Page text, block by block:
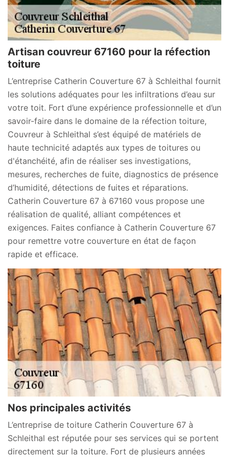
Artisan couvreur 67160 pour la réfection
toiture
L’entreprise Catherin Couverture 67 à Schleithal fournit
les solutions adéquates pour les infiltrations d’eau sur
votre toit. Fort d’une expérience professionnelle et d’un
savoir-faire dans le domaine de la réfection toiture,
Couvreur à Schleithal s’est équipé de matériels de
haute technicité adaptés aux types de toitures ou
d'étanchéité, afin de réaliser ses investigations,
mesures, recherches de fuite, diagnostics de présence
d’humidité, détections de fuites et réparations.
Catherin Couverture 67 à 67160 vous propose une
réalisation de qualité, alliant compétences et
exigences. Faites confiance à Catherin Couverture 67
pour remettre votre couverture en état de façon
rapide et efficace.
Nos principales activités
L’entreprise de toiture Catherin Couverture 67 à
Schleithal est réputée pour ses services qui se portent
directement sur la toiture. Fort de plusieurs années